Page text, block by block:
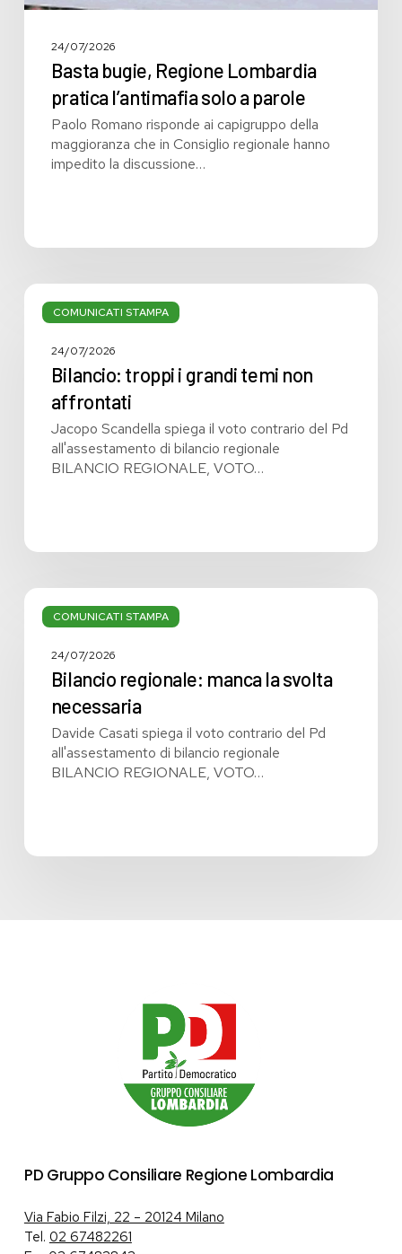
24/07/2026
Basta bugie, Regione Lombardia
pratica l’antimafia solo a parole
Paolo Romano risponde ai capigruppo della
maggioranza che in Consiglio regionale hanno
impedito la discussione…
COMUNICATI STAMPA
Bilancio:
troppi
grandi
affrontati
24/07/2026
Bilancio: troppi i grandi temi non
affrontati
Jacopo Scandella spiega il voto contrario del Pd
all'assestamento di bilancio regionale
BILANCIO REGIONALE, VOTO…
COMUNICATI STAMPA
Bilancio
regionale:
svolta
24/07/2026
Bilancio regionale: manca la svolta
necessaria
Davide Casati spiega il voto contrario del Pd
all'assestamento di bilancio regionale
BILANCIO REGIONALE, VOTO…
PD Gruppo Consiliare Regione Lombardia
Via Fabio Filzi, 22 – 20124 Milano
Tel. 02 67482261